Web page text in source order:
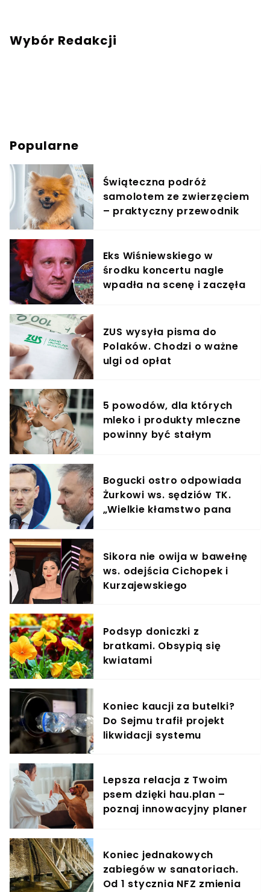
Wybór Redakcji
Popularne
Świąteczna podróż
samolotem ze zwierzęciem
– praktyczny przewodnik
Eks Wiśniewskiego w
środku koncertu nagle
wpadła na scenę i zaczęła
ZUS wysyła pisma do
Polaków. Chodzi o ważne
ulgi od opłat
5 powodów, dla których
mleko i produkty mleczne
powinny być stałym
Bogucki ostro odpowiada
Żurkowi ws. sędziów TK.
„Wielkie kłamstwo pana
Sikora nie owija w bawełnę
ws. odejścia Cichopek i
Kurzajewskiego
Podsyp doniczki z
bratkami. Obsypią się
kwiatami
Koniec kaucji za butelki?
Do Sejmu trafił projekt
likwidacji systemu
Lepsza relacja z Twoim
psem dzięki hau.plan –
poznaj innowacyjny planer
Koniec jednakowych
zabiegów w sanatoriach.
Od 1 stycznia NFZ zmienia